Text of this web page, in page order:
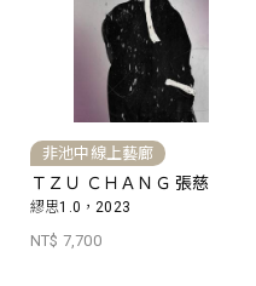
非池中線上藝廊
ＴＺＵ ＣＨＡＮＧ 張慈
繆思1.0，2023
NT$ 7,700